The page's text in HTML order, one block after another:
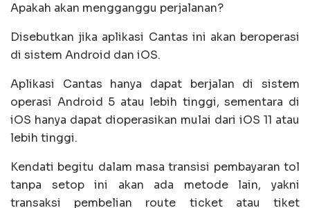
Apakah akan mengganggu perjalanan?
Disebutkan jika aplikasi Cantas ini akan beroperasi
di sistem Android dan iOS.
Aplikasi Cantas hanya dapat berjalan di sistem
operasi Android 5 atau lebih tinggi, sementara di
iOS hanya dapat dioperasikan mulai dari iOS 11 atau
lebih tinggi.
Kendati begitu dalam masa transisi pembayaran tol
tanpa setop ini akan ada metode lain, yakni
transaksi pembelian route ticket atau tiket